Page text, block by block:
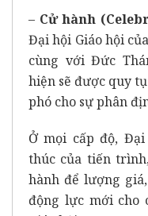
– Cử hành
Đại hội Giáo hội
cùng với Đức
hiện sẽ được quy
phó cho sự phân
Ở mọi cấp độ,
thúc của tiến
hành để lượng
động lực mới cho